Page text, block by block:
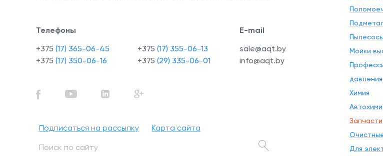
Телефоны
+375 (17) 365-06-45
+375 (17) 350-06-16
+375 (17) 355-06-13
+375 (29) 335-06-01
E-mail
sale@aqt.by
info@aqt.by
Подписаться на рассылку Карта сайта
Пылесосы
Мойки
Химия
Для